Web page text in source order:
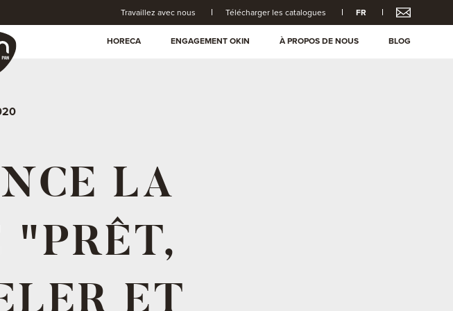
Travaillez avec nous Télécharger les catalogues FR
HORECA ENGAGEMENT OKIN À PROPOS DE NOUS BLOG
LA
ET